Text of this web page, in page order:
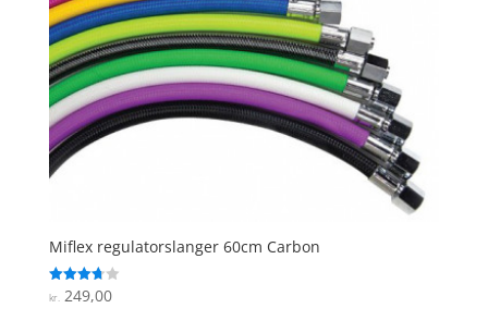
Miflex regulatorslanger 60cm Carbon
Vurderet
3.7
kr.249,00